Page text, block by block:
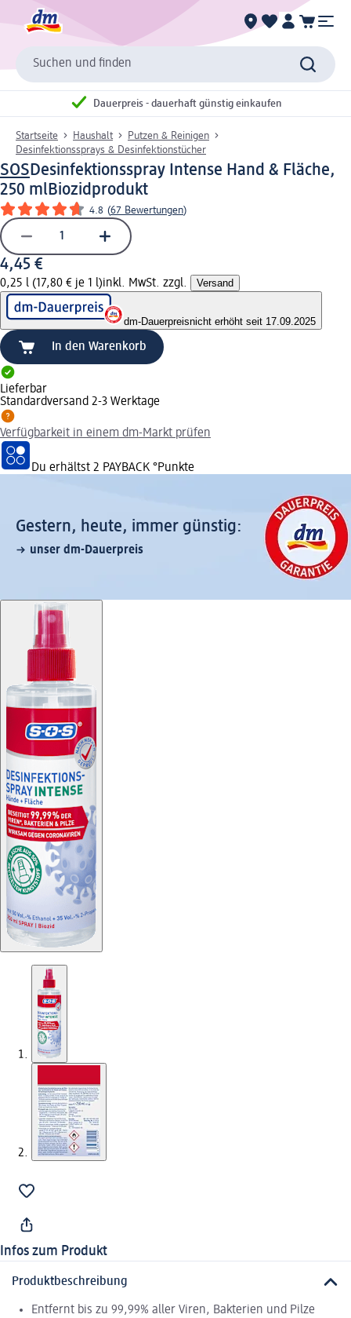
Suchen und finden
Dauerpreis - dauerhaft günstig einkaufen
Startseite Haushalt
Putzen & Reinigen
Desinfektionssprays & Desinfektionstücher
SOSDesinfektionsspray Intense Hand & Fläche,
250 mlBiozidprodukt
4.8 (67 Bewertungen)
4,45 €
0,25 l (17,80 € je 1 l)inkl. MwSt. zzgl. Versand
dm-Dauerpreisnicht erhöht seit 17.09.2025
In den Warenkorb
Lieferbar
Standardversand 2-3 Werktage
Verfügbarkeit in einem dm-Markt prüfen
Du erhältst 2 PAYBACK °Punkte
Gestern, heute, immer günstig:
unser dm-Dauerpreis
Infos zum Produkt
Produktbeschreibung
Entfernt bis zu 99,99% aller Viren, Bakterien und Pilze